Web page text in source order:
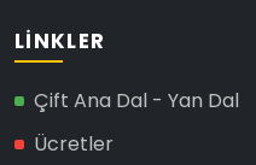
LINKLER
Çift Ana Dal - Yan Dal
Ücretler